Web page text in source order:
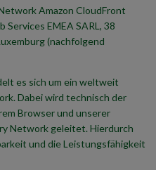
Amazon CloudFront
EMEA SARL, 38
(nachfolgend
es sich um ein weltweit
Dabei wird technisch der
Browser und unserer
Network geleitet. Hierdurch
und die Leistungsfähigkeit